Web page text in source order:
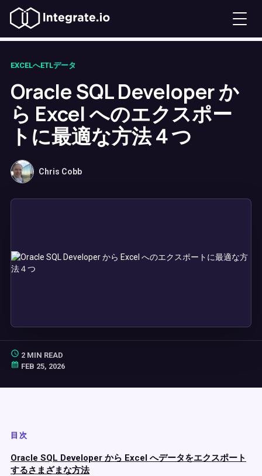
EXCELへETLデータ
Oracle SQL Developer か
ら Excel へのエクスポー
トに最適な方法４つ
Chris Cobb
2 MIN READ
FEB 25, 2026
目次
Oracle SQL Developer から Excel へデータをエクスポート
するさまざまな方法